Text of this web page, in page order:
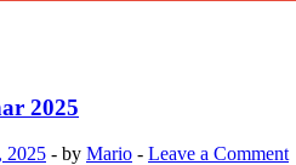
2025
2025 - by Mario - Leave a Comment